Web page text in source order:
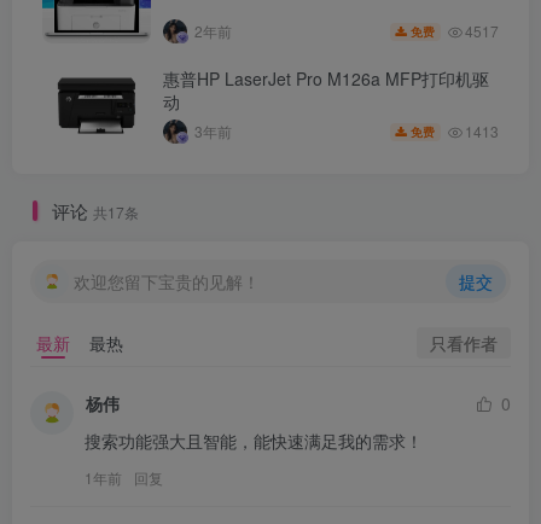
2年前 免费 4517
惠普HP LaserJet Pro M126a MFP打印机驱
动
3年前 免费 1413
评论 共17条
欢迎您留下宝贵的见解！ 提交
最新 最热 只看作者
杨伟
0
搜索功能强大且智能，能快速满足我的需求！
1年前 回复